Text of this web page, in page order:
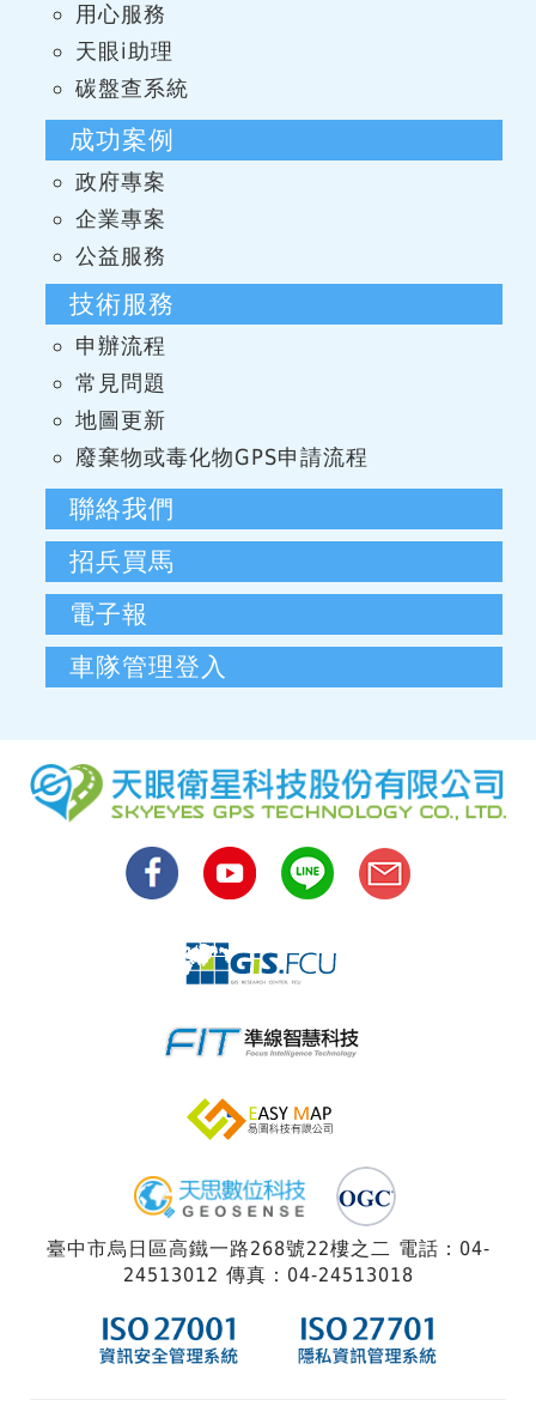
用心服務
天眼i助理
碳盤查系統
成功案例
政府專案
企業專案
公益服務
技術服務
申辦流程
常見問題
地圖更新
廢棄物或毒化物GPS申請流程
聯絡我們
招兵買馬
電子報
車隊管理登入
臺中市烏日區高鐵一路268號22樓之二 電話：04-
24513012 傳真：04-24513018